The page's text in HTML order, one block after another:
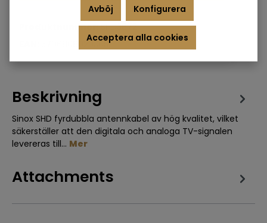
Produktnummer:SHD3872
5706808020305
Beskrivning
Sinox SHD fyrdubbla antennkabel av hög kvalitet, vilket
säkerställer att den digitala och analoga TV-signalen
levereras till… Mer
Attachments
Avböj Konfigurera
Acceptera alla cookies